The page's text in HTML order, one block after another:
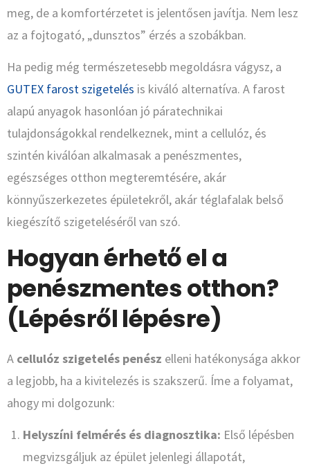
meg, de a komfortérzetet is jelentősen javítja. Nem lesz
az a fojtogató, „dunsztos” érzés a szobákban.
Ha pedig még természetesebb megoldásra vágysz, a
GUTEX farost szigetelés is kiváló alternatíva. A farost
alapú anyagok hasonlóan jó páratechnikai
tulajdonságokkal rendelkeznek, mint a cellulóz, és
szintén kiválóan alkalmasak a penészmentes,
egészséges otthon megteremtésére, akár
könnyűszerkezetes épületekről, akár téglafalak belső
kiegészítő szigeteléséről van szó.
Hogyan érhető el a
penészmentes otthon?
(Lépésről lépésre)
A cellulóz szigetelés penész elleni hatékonysága akkor
a legjobb, ha a kivitelezés is szakszerű. Íme a folyamat,
ahogy mi dolgozunk:
Helyszíni felmérés és diagnosztika: Első lépésben
megvizsgáljuk az épület jelenlegi állapotát,